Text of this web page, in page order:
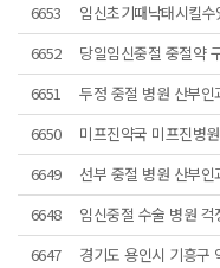
6653
6652
6651
두정 중절 병원 산부인
6650
6649
6648
6647